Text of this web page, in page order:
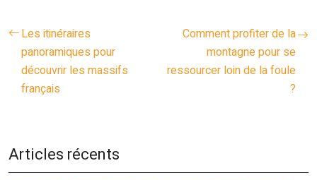
Les itinéraires
panoramiques pour
découvrir les massifs
français
Comment profiter de la
montagne pour se
ressourcer loin de la foule
?
Articles récents